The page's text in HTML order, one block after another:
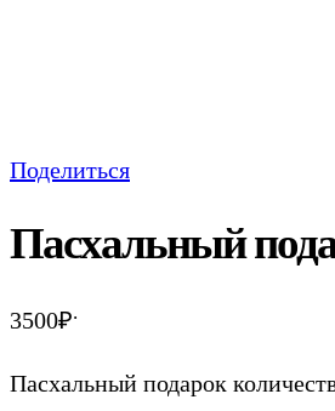
Поделиться
Пасхальный
3500₽.
Пасхальный подарок